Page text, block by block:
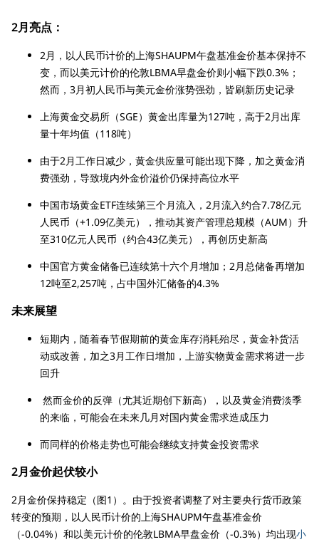
2月亮点：
2月，以人民币计价的上海SHAUPM午盘基准金价基本保持不
变，而以美元计价的伦敦LBMA早盘金价则小幅下跌0.3%；
然而，3月初人民币与美元金价涨势强劲，皆刷新历史记录
上海黄金交易所（SGE）黄金出库量为127吨，高于2月出库
量十年均值（118吨）
由于2月工作日减少，黄金供应量可能出现下降，加之黄金消
费强劲，导致境内外金价溢价仍保持高位水平
中国市场黄金ETF连续第三个月流入，2月流入约合7.78亿元
人民币（+1.09亿美元），推动其资产管理总规模（AUM）升
至310亿元人民币（约合43亿美元），再创历史新高
中国官方黄金储备已连续第十六个月增加；2月总储备再增加
12吨至2,257吨，占中国外汇储备的4.3%
未来展望
短期内，随着春节假期前的黄金库存消耗殆尽，黄金补货活
动或改善，加之3月工作日增加，上游实物黄金需求将进一步
回升
然而金价的反弹（尤其近期创下新高），以及黄金消费淡季
的来临，可能会在未来几月对国内黄金需求造成压力
而同样的价格走势也可能会继续支持黄金投资需求
2月金价起伏较小
2月金价保持稳定（图1）。由于投资者调整了对主要央行货币政策
转变的预期，以人民币计价的上海SHAUPM午盘基准金价
（-0.04%）和以美元计价的伦敦LBMA早盘金价（-0.3%）均出现小